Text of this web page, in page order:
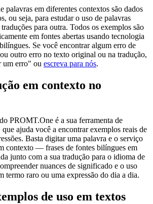
palavras em diferentes contextos são dados
ou seja, para estudar o uso de palavras
para outra. Todos os exemplos são
em fontes abertas usando tecnologia
Se você encontrar algum erro de
outro erro no texto original ou na tradução,
um erro" ou escreva para nós.
em contexto no
PROMT.One é a sua ferramenta de
ajuda você a encontrar exemplos reais de
Basta digitar uma palavra e o serviço
contexto — frases de fontes bilíngues em
junto com a sua tradução para o idioma de
nuances de significado e o uso
termo raro ou uma expressão do dia a dia.
de uso em textos